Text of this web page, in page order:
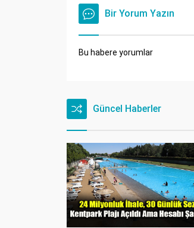
Bir Yorum Yazın
Bu habere yorumlar
Güncel Haberler